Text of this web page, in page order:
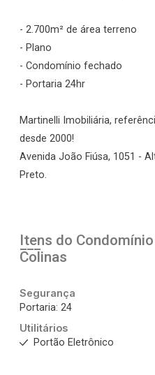
- 2.700m² de área terreno
- Plano
- Condomínio fechado
- Portaria 24hr
Martinelli Imobiliária,
desde 2000!
Avenida João Fiúsa, 1051 -
Preto.
Itens do
Colinas
Segurança
Portaria: 24
Utilitários
Portão Eletrônico